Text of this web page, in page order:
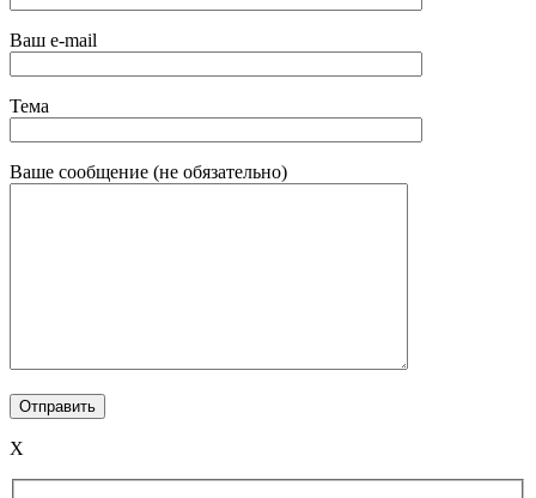
Ваш e-mail
Тема
Ваше сообщение (не обязательно)
X